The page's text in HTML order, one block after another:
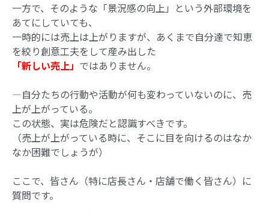
一方で、そのような「景況感の向上」という外部環境を
あてにしていても、
一時的には売上は上がりますが、あくまで自分達で知恵
を絞り創意工夫をして産み出した
「新しい売上」 ではありません。
—自分たちの行動や活動が何も変わっていないのに、売
上が上がっている。
この状態、実は危険だと認識すべきです。
（売上が上がっている時に、そこに目を向けるのはなか
なか困難でしょうが）
ここで、皆さん（特に店長さん・店舗で働く皆さん）に
質問です。